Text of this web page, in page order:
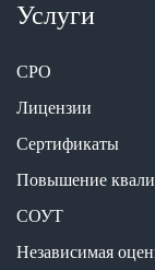
Услуги
СРО
Лицензии
Сертификаты
Повышение
СОУТ
Независимая